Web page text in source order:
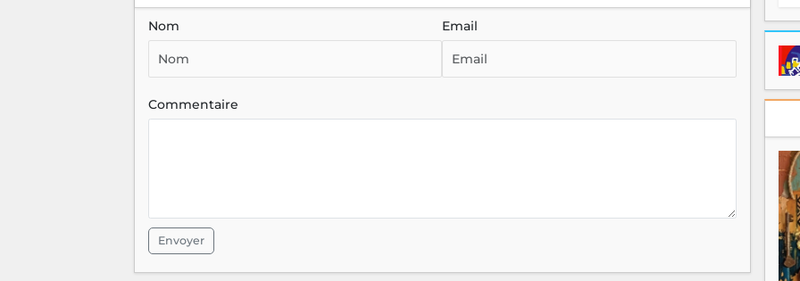
Nom Email
Commentaire
Envoyer